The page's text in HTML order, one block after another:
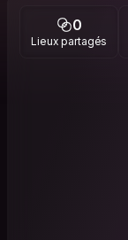
0
Lieux partagés